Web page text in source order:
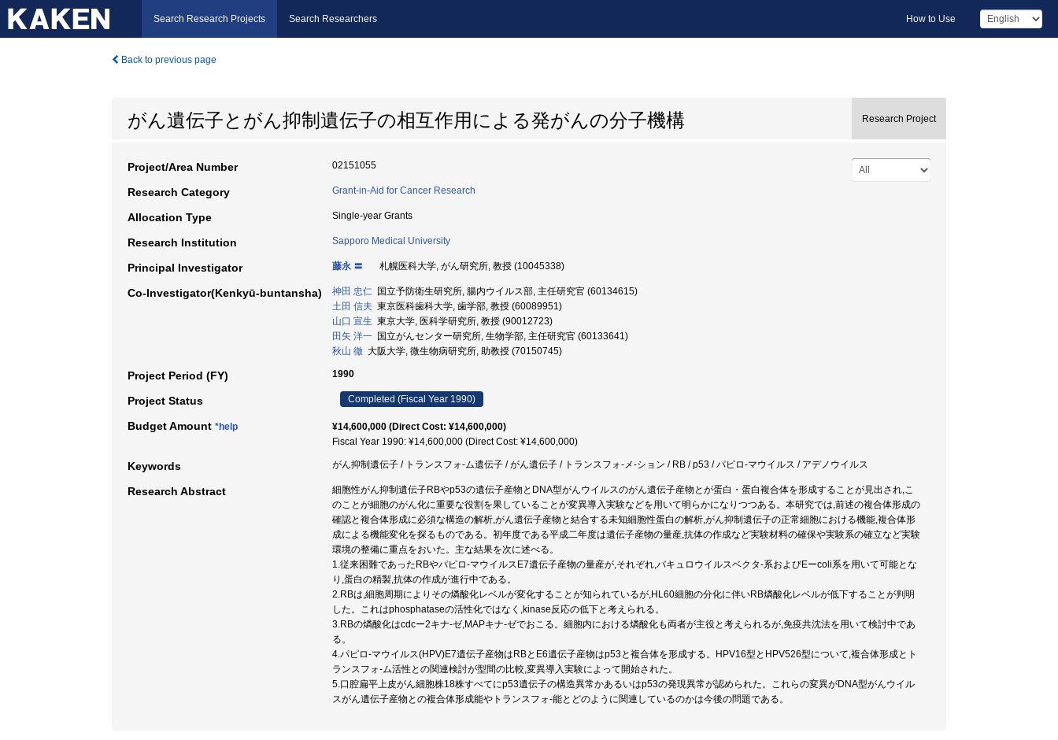
Search Research Projects Search Researchers How to Use
Back to previous page
がん遺伝子とがん抑制遺伝子の相互作用による発がんの分子機構 Research Project
Project/Area Number 02151055
Research Category Grant-in-Aid for Cancer Research
Allocation Type Single-year Grants
Research Institution Sapporo Medical University
Principal Investigator 藤永 〓 札幌医科大学, がん研究所, 教授 (10045338)
Co-Investigator(Kenkyū-buntansha) 神田 忠仁 国立予防衛生研究所, 腸内ウイルス部, 主任研究官 (60134615)
土田 信夫 東京医科歯科大学, 歯学部, 教授 (60089951)
山口 宣生 東京大学, 医科学研究所, 教授 (90012723)
田矢 洋一 国立がんセンター研究所, 生物学部, 主任研究官 (60133641)
秋山 徹 大阪大学, 微生物病研究所, 助教授 (70150745)
Project Period (FY) 1990
Project Status Completed (Fiscal Year 1990)
Budget Amount *help
¥14,600,000 (Direct Cost: ¥14,600,000)
Fiscal Year 1990: ¥14,600,000 (Direct Cost: ¥14,600,000)
Keywords がん抑制遺伝子 / トランスフォ-ム遺伝子 / がん遺伝子 / トランスフォ-メ-ション / RB / p53 / パピロ-マウイルス / アデノウイルス
Research Abstract
細胞性がん抑制遺伝子RBやp53の遺伝子産物とDNA型がんウイルスのがん遺伝子産物とが蛋白・蛋白複合体を形成することが見出され,こ
のことが細胞のがん化に重要な役割を果していることが変異導入実験などを用いて明らかになりつつある。本研究では,前述の複合体形成の
確認と複合体形成に必須な構造の解析,がん遺伝子産物と結合する未知細胞性蛋白の解析,がん抑制遺伝子の正常細胞における機能,複合体形
成による機能変化を探るものである。初年度である平成二年度は遺伝子産物の量産,抗体の作成など実験材料の確保や実験系の確立など実験
環境の整備に重点をおいた。主な結果を次に述べる。
1.従来困難であったRBやパピロ-マウイルスE7遺伝子産物の量産が,それぞれ,バキュロウイルスベクタ-系およびEーcoli系を用いて可能とな
り,蛋白の精製,抗体の作成が進行中である。
2.RBは,細胞周期によりその燐酸化レベルが変化することが知られているが,HL60細胞の分化に伴いRB燐酸化レベルが低下することが判明
した。これはphosphataseの活性化ではなく,kinase反応の低下と考えられる。
3.RBの燐酸化はcdcー2キナ-ゼ,MAPキナ-ゼでおこる。細胞内における燐酸化も両者が主役と考えられるが,免疫共沈法を用いて検討中であ
る。
4.パピロ-マウイルス(HPV)E7遺伝子産物はRBとE6遺伝子産物はp53と複合体を形成する。HPV16型とHPV526型について,複合体形成とト
ランスフォ-ム活性との関連検討が型間の比較,変異導入実験によって開始された。
5.口腔扁平上皮がん細胞株18株すべてにp53遺伝子の構造異常かあるいはp53の発現異常が認められた。これらの変異がDNA型がんウイル
スがん遺伝子産物との複合体形成能やトランスフォ-能とどのように関連しているのかは今後の問題である。